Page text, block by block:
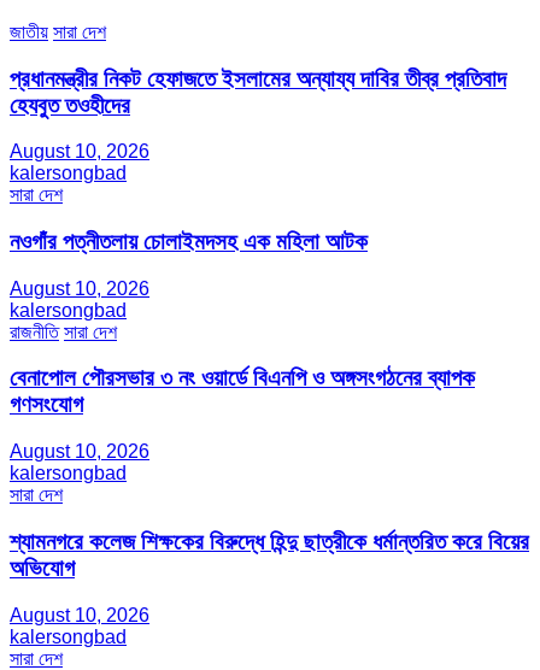
জাতীয় সারা দেশ
প্রধানমন্ত্রীর নিকট হেফাজতে ইসলামের অন্যায্য দাবির তীব্র প্রতিবাদ
হেযবুত তওহীদের
August 10, 2026
kalersongbad
সারা দেশ
নওগাঁর পত্নীতলায় চোলাইমদসহ এক মহিলা আটক
August 10, 2026
kalersongbad
রাজনীতি সারা দেশ
বেনাপোল পৌরসভার ৩ নং ওয়ার্ডে বিএনপি ও অঙ্গসংগঠনের ব্যাপক
গণসংযোগ
August 10, 2026
kalersongbad
সারা দেশ
শ্যামনগরে কলেজ শিক্ষকের বিরুদ্ধে হিন্দু ছাত্রীকে ধর্মান্তরিত করে বিয়ের
অভিযোগ
August 10, 2026
kalersongbad
সারা দেশ